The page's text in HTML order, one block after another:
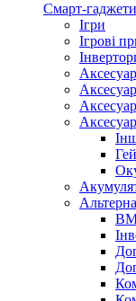
Смарт-
Ігри
Ігрові